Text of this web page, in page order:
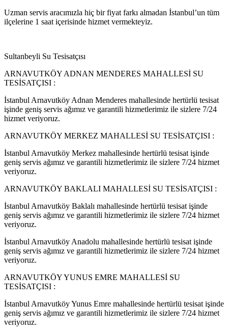
Uzman servis aracımızla hiç bir fiyat farkı almadan İstanbul’un tüm
ilçelerine 1 saat içerisinde hizmet vermekteyiz.
Sultanbeyli Su Tesisatçısı
ARNAVUTKÖY ADNAN MENDERES MAHALLESİ SU
TESİSATÇISI :
İstanbul Arnavutköy Adnan Menderes mahallesinde hertürlü tesisat
işinde geniş servis ağımız ve garantili hizmetlerimiz ile sizlere 7/24
hizmet veriyoruz.
ARNAVUTKÖY MERKEZ MAHALLESİ SU TESİSATÇISI :
İstanbul Arnavutköy Merkez mahallesinde hertürlü tesisat işinde
geniş servis ağımız ve garantili hizmetlerimiz ile sizlere 7/24 hizmet
veriyoruz.
ARNAVUTKÖY BAKLALI MAHALLESİ SU TESİSATÇISI :
İstanbul Arnavutköy Baklalı mahallesinde hertürlü tesisat işinde
geniş servis ağımız ve garantili hizmetlerimiz ile sizlere 7/24 hizmet
veriyoruz.
İstanbul Arnavutköy Anadolu mahallesinde hertürlü tesisat işinde
geniş servis ağımız ve garantili hizmetlerimiz ile sizlere 7/24 hizmet
veriyoruz.
ARNAVUTKÖY YUNUS EMRE MAHALLESİ SU
TESİSATÇISI :
İstanbul Arnavutköy Yunus Emre mahallesinde hertürlü tesisat işinde
geniş servis ağımız ve garantili hizmetlerimiz ile sizlere 7/24 hizmet
veriyoruz.